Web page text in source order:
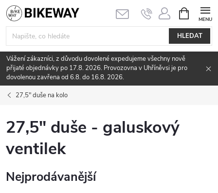
Přejít
na
obsah
HLEDAT
NÁKUPNÍ
KOŠÍK
Vážení zákazníci, z důvodu dovolené expedujeme všechny nově
přijaté objednávky po 17.8. 2026. Provozovna v Uhříněvsi je pro
dovolenou zavřena od 6.8. do 16.8. 2026.
27,5" duše na kolo
27,5" duše - galuskový
ventilek
Nejprodávanější